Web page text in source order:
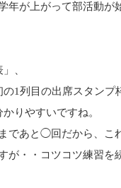
年が上がって部活動
、
1列目の出席スタン
りやすいですね。
であと◯回だから、こ
・・コツコツ練習を